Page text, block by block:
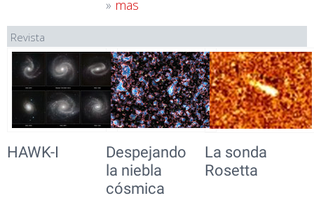
» mas
Revista
HAWK-I
Despejando
la niebla
cósmica
La sonda
Rosetta